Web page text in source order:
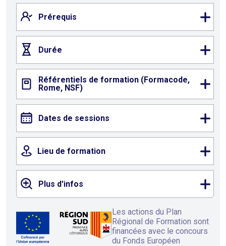
Prérequis
Durée
Référentiels de formation (Formacode,
Rome, NSF)
Dates de sessions
Lieu de formation
Plus d'infos
Les actions du Plan
Régional de Formation sont
financées avec le concours
du Fonds Européen